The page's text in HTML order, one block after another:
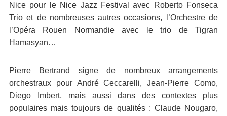
Nice pour le Nice Jazz Festival avec Roberto Fonseca
Trio et de nombreuses autres occasions, l’Orchestre de
l’Opéra Rouen Normandie avec le trio de Tigran
Hamasyan…
Pierre Bertrand signe de nombreux arrangements
orchestraux pour André Ceccarelli, Jean-Pierre Como,
Diego Imbert, mais aussi dans des contextes plus
populaires mais toujours de qualités : Claude Nougaro,